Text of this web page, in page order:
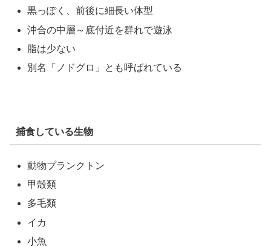
黒っぽく、前後に細長い体型
沖合の中層～底付近を群れで遊泳
脂は少ない
別名「ノドグロ」とも呼ばれている
捕食している生物
動物プランクトン
甲殻類
多毛類
イカ
小魚